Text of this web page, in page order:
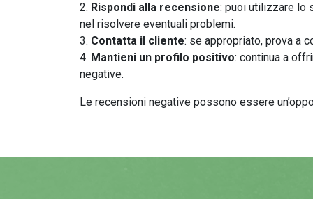
Rispondi alla recensione: puoi utilizzare lo
nel risolvere eventuali problemi.
Contatta il cliente: se appropriato, prova a
Mantieni un profilo positivo: continua a
negative.
Le recensioni negative possono essere